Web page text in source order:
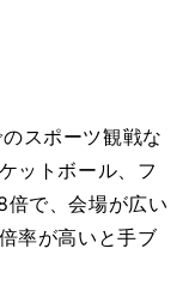
スポーツ観戦な
ットボール、フ
倍で、会場が広い
率が高いと手ブ